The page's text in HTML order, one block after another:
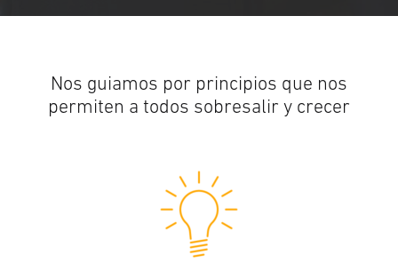
Nos guiamos por principios que nos
permiten a todos sobresalir y crecer